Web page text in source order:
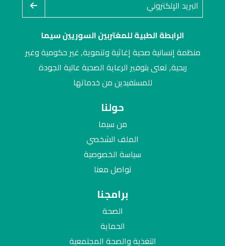
الرابطة الطبية للمغتربين السوريين سيما
منظمة إنسانية صحية إغاثية وتنموية, غير حكومية وغير
ربحية, تعنى بتوفير الرعاية الصحية عالية الجودة
للمستفيدين من خدماتها
حولنا
من سيما
الملف الشخصي
سياسة الخصوصية
تواصل معنا
برامجنا
الصحة
الحماية
التغذية والصحة المجتمعية